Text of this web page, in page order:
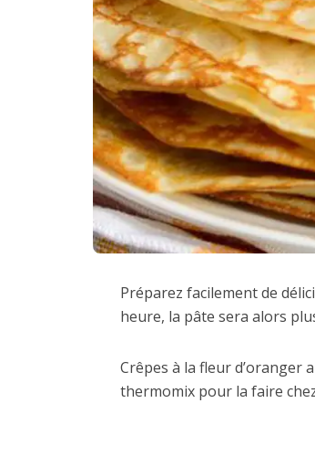
Préparez facilement de
heure, la pâte sera alors
Crêpes à la fleur d’oranger
thermomix pour la faire